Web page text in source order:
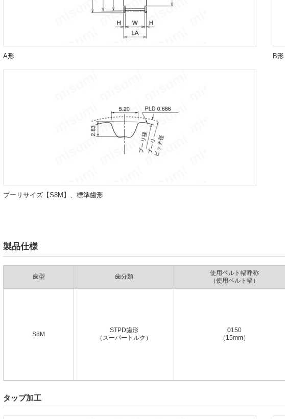
A形 B形
プーリサイズ【S8M】、標準歯形
製品仕様
歯型 歯分類
使用ベルト幅呼称
（使用ベルト幅）
S8M
STPD歯形
（スーパートルク）
0150
（15mm）
タップ加工